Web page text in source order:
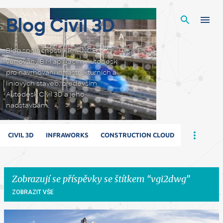
Blog Civil 3D
Blog společnosti ARKANCE
věnovaný BIM aplikacím Autodesk
pro navrhování infrastrukturních a
liniových staveb, především
Autodesk Civil 3D a jeho
nadstavbám.
CIVIL 3D INFRAWORKS CONSTRUCTION CLOUD
Zobrazují se příspěvky se štítkem vgi2dwg
ZOBRAZIT VŠE